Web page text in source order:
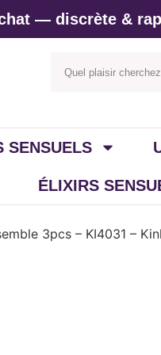
— discrète &
SENSUELS
ÉLIXIRS
3pcs – KI4031 –